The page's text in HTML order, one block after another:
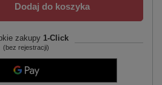
Dodaj do koszyka
zakupy 1-Click
(bez rejestracji)